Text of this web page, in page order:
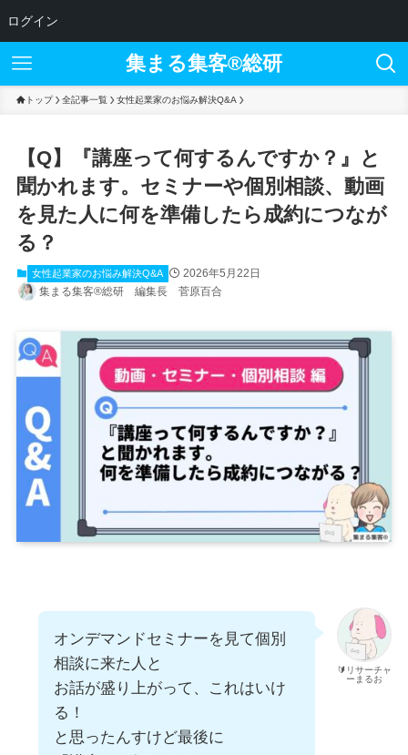
ログイン
集まる集客®︎総研
トップ 全記事一覧 女性起業家のお悩み解決Q&A
【Q】『講座って何するんですか？』と
聞かれます。セミナーや個別相談、動画
を見た人に何を準備したら成約につなが
る？
女性起業家のお悩み解決Q&A
2026年5月22日
集まる集客®総研 編集長 菅原百合
🔰リサーチャ
ーまるお
オンデマンドセミナーを見て個別
相談に来た人と
お話が盛り上がって、これはいけ
る！
と思ったんすけど最後に